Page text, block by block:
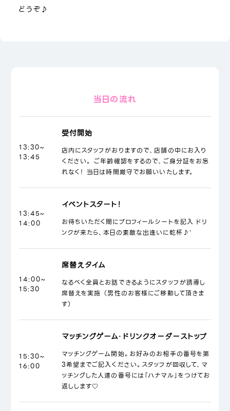
どうぞ♪
当日の流れ
13:30~
13:45
受付開始
店内にスタッフがおりますので、店舗の中にお入り
ください。 ご年齢確認をするので、ご身分証をお忘
れなく！ 当日は時間厳守でお願いいたします。
13:45~
14:00
イベントスタート！
お待ちいただく間にプロフィールシートを記入 ドリ
ンクが来たら、本日の素敵な出逢いに乾杯♪'
14:00~
15:30
席替えタイム
なるべく全員とお話できるようにスタッフが誘導し
席替えを実施 （男性のお客様にご移動して頂きま
す）
15:30~
16:00
マッチングゲーム・ドリンクオーダーストップ
マッチングゲーム開始。お好みのお相手の番号を第
3希望までご記入ください。スタッフが回収して、マ
ッチングした人達の番号には「ハナマル」をつけてお
返しします♡